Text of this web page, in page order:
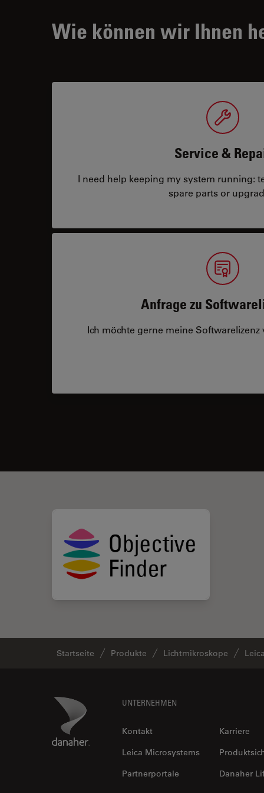
Wie können wir Ihnen
Service &
I need help keeping my system running:
spare parts or
Anfrage zu
Ich möchte gerne meine
Startseite Produkte Lichtmikroskope
Danaher Logo UNTERNEHMEN
Kontakt
Karriere
Leica Microsystems
Partnerportale
Danaher